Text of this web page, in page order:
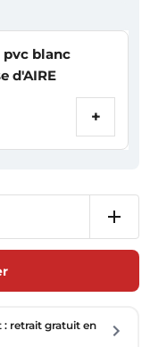
pvc blanc
d'AIRE
+
: retrait gratuit en